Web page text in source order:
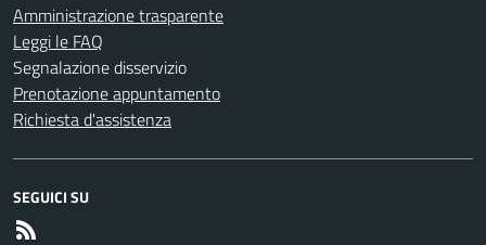
Amministrazione trasparente
Leggi le FAQ
Segnalazione disservizio
Prenotazione appuntamento
Richiesta d'assistenza
SEGUICI SU